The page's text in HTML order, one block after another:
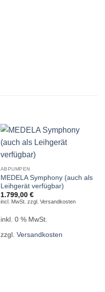
ABPUMPEN
MEDELA Symphony (auch als
Leihgerät verfügbar)
1.799,00 €
incl. MwSt. zzgl. Versandkosten
inkl. 0 % MwSt.
zzgl. Versandkosten